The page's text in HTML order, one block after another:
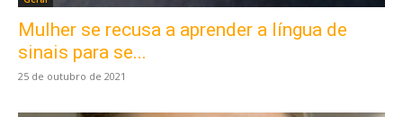
Mulher se recusa a aprender a língua de
sinais para se...
25 de outubro de 2021